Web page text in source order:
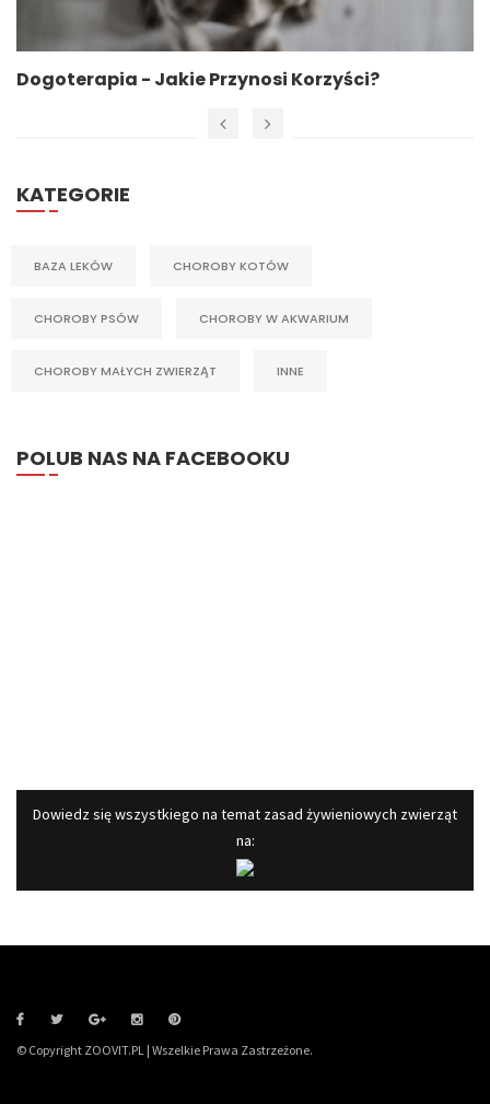
Dogoterapia - Jakie Przynosi Korzyści?
KATEGORIE
BAZA LEKÓW CHOROBY KOTÓW
CHOROBY PSÓW CHOROBY W AKWARIUM
CHOROBY MAŁYCH ZWIERZĄT INNE
POLUB NAS NA FACEBOOKU
​Dowiedz się wszystkiego na temat zasad żywieniowych zwierząt
na:
© Copyright ZOOVIT.PL | Wszelkie Prawa Zastrzeżone.